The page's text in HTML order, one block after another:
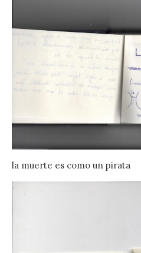
la muerte es como un pirata